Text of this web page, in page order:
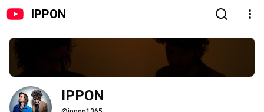
IPPON
IPPON